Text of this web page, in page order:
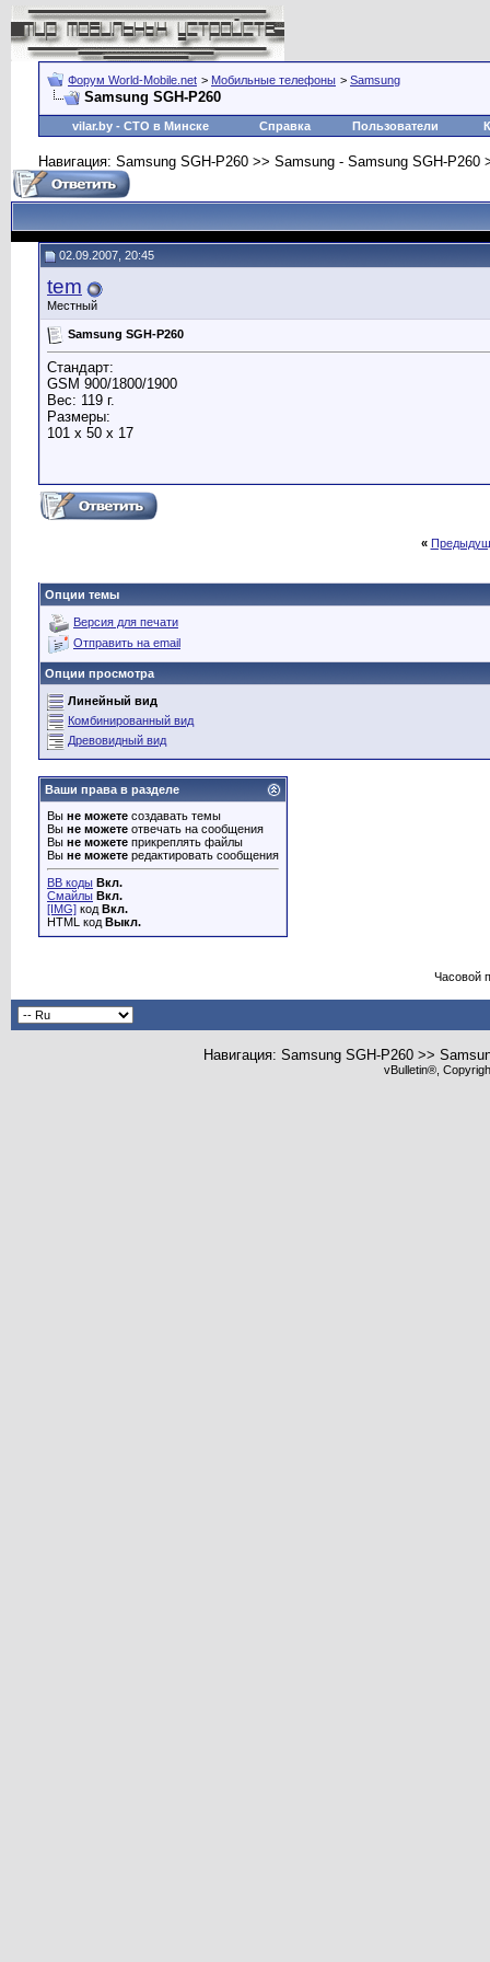
Форум World-Mobile.net > Мобильные телефоны > Samsung
Samsung SGH-P260
vilar.by - СТО в Минске Справка Пользователи
Навигация: Samsung SGH-P260 >> Samsung - Samsung SGH-P260
02.09.2007, 20:45
tem
Местный
Samsung SGH-P260
Стандарт:
GSM 900/1800/1900
Вес: 119 г.
Размеры:
101 x 50 x 17
«
Опции темы
Версия для печати
Отправить на email
Опции просмотра
Линейный вид
Комбинированный вид
Древовидный вид
Ваши права в разделе
Вы не можете создавать темы
Вы не можете отвечать на сообщения
Вы не можете прикреплять файлы
Вы не можете редактировать сообщения
BB коды Вкл.
Смайлы Вкл.
[IMG] код Вкл.
HTML код Выкл.
Часовой
Навигация: Samsung SGH-P260 >>
vBulletin®,